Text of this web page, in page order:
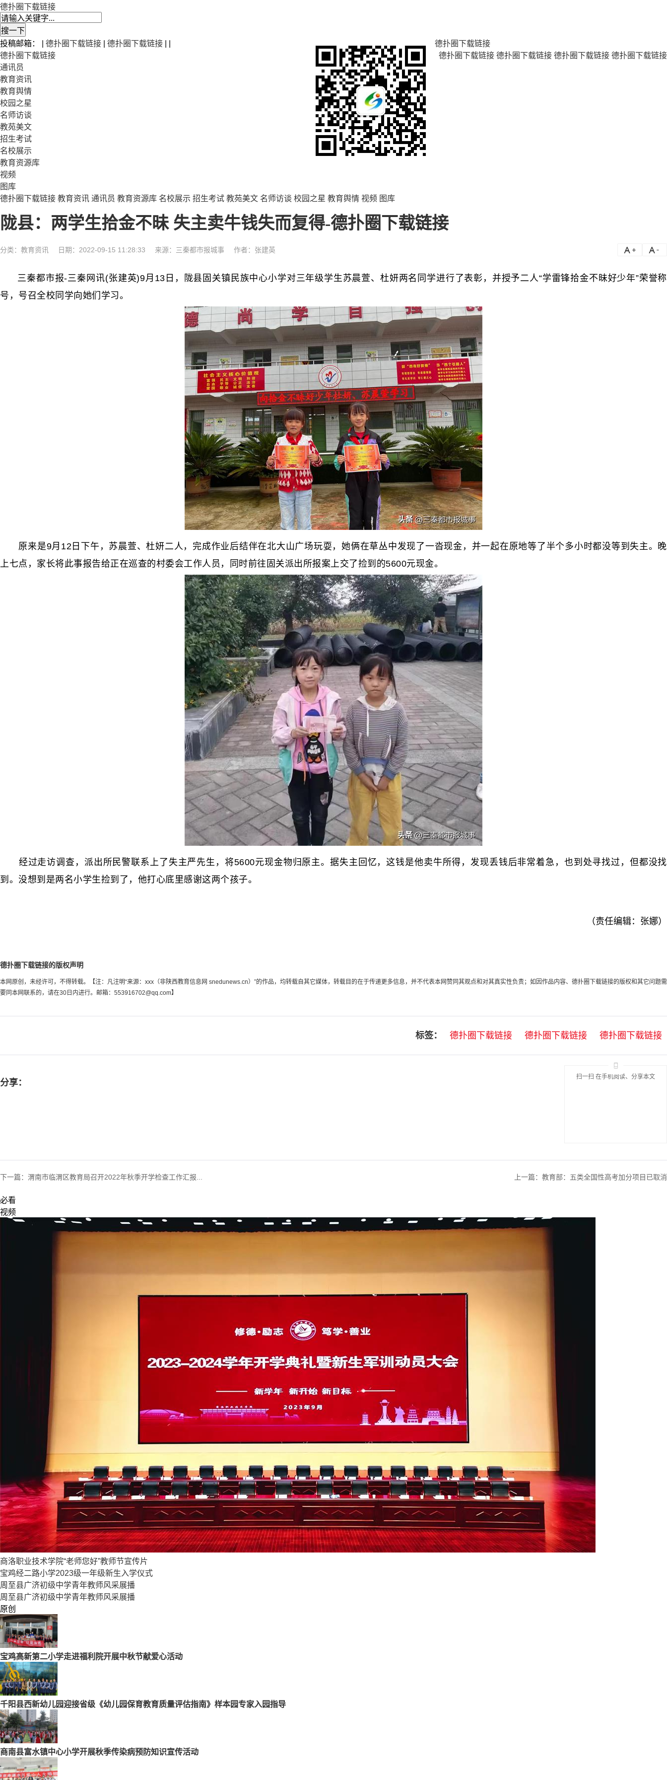
德扑圈下载链接
德扑圈下载链接
德扑圈下载链接 德扑圈下载链接 德扑圈下载链接 德扑圈下载链接
投稿邮箱： | 德扑圈下载链接 德扑圈下载链接
德扑圈下载链接
通讯员
教育资讯
教育舆情
校园之星
名师访谈
教苑美文
招生考试
名校展示
教育资源库
视频
图库
德扑圈下载链接 教育资讯 通讯员 教育资源库 名校展示 招生考试 教苑美文 名师访谈 校园之星 教育舆情 视频 图库
陇县：两学生拾金不昧 失主卖牛钱失而复得-德扑圈下载链接
分类： 教育资讯 日期：2022-09-15 11:28:33 来源：三秦都市报城事 作者：张‬建英
三秦‬都市报‬-三秦网‬讯‬(张‬建英‬)9月13日，陇县固关镇民族中心小学对三年级学生苏晨萱、杜妍两名同学进行了表彰，并授予二人“学雷锋拾金不昧好少年”荣誉称
号，号召全校同学向她们学习。
原来是‬9月12日下午，苏晨萱、杜妍二人，完成作业后结伴在北大山广场玩耍，她俩在草丛中发现了一沓现金，并一起在原地等了半个多小时都没等到失主。晚
上七点，家长将此事报告给正在巡查的村委会工作人员，同时前往固关派出所报案上交了捡到的5600元现金。
经过走访调查，派出所民警联系上了失主严先生，将5600元现金物归原主。据失主回忆，这钱是他卖牛所得，发现丢钱后非常着急，也到处寻找过，但都没找
到。没想到是两名小学生捡到了，他打心底里感谢这两个孩子。
（责任编辑：张娜）
德扑圈下载链接的版权声明
本网原创，未经许可，不得转载。【注：凡注明“来源：xxx（非陕西教育信息网 snedunews.cn）”的作品，均转载自其它媒体，转载目的在于传递更多信息，并不代表本网赞同其观点和对其真实性负责；如因作品内容、德扑圈下载链接的版权和其它问题需
要同本网联系的，请在30日内进行。邮箱： 553916702@qq.com】
标签： 德扑圈下载链接 德扑圈下载链接 德扑圈下载链接
分享：
扫一扫 在手机阅读、分享本文
上一篇： 教育部：五类全国性高考加分项目已取消
下一篇： 渭南市临渭区教育局召开2022年秋季开学检查工作汇报...
必看
视频
商洛职业技术学院“老师您好”教师节宣传片
宝鸡经二路小学2023级一年级新生入学仪式
周至县广济初级中学青年教师风采展播
周至县广济初级中学青年教师风采展播
原创
宝鸡高新第二小学走进福利院开展中秋节献爱心活动
千阳县西新幼儿园迎接省级《幼儿园保育教育质量评估指南》样本园专家入园指导
商南县富水镇中心小学开展秋季传染病预防知识宣传活动